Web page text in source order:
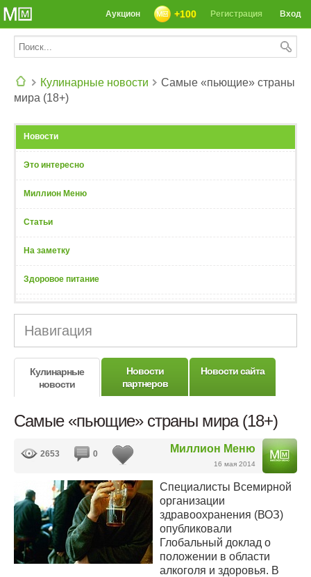
Вход
Регистрация
+100
Аукцион
Кулинарные новости
Самые «пьющие» страны
мира (18+)
Новости
Это интересно
Миллион Меню
Статьи
На заметку
Здоровое питание
Навигация
Кулинарные
новости
Новости
партнеров
Новости сайта
Самые «пьющие» страны мира (18+)
Миллион Меню
16 мая 2014
2653 0
Специалисты Всемирной
организации
здравоохранения (ВОЗ)
опубликовали
Глобальный доклад о
положении в области
алкоголя и здоровья. В